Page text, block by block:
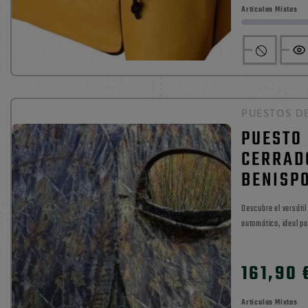
Artículos Mixtos
PUESTOS
Descubre el
automático, ideal
completamente
completamente
para cazadores que...
161,90
Artículos Mixtos